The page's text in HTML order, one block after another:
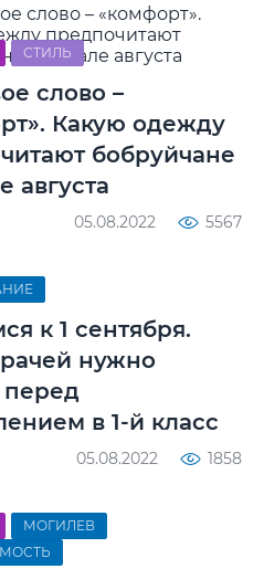
СТИЛЬ
слово –
Какую одежду
бобруйчане
августа
05.08.2022 5567
к 1 сентября.
нужно
в 1-й класс
05.08.2022 1858
МОГИЛЕВ